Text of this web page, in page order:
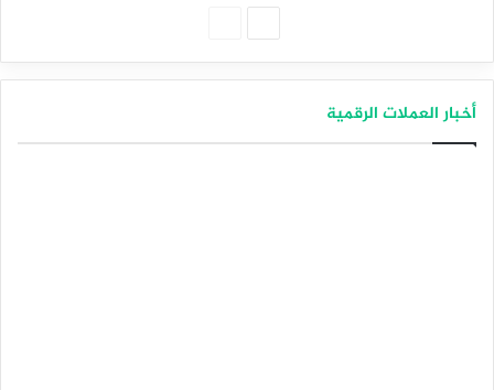
أخبار العملات الرقمية